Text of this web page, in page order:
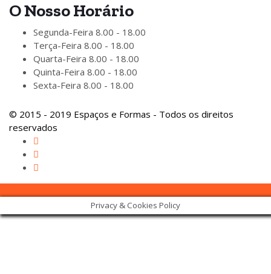
O Nosso Horário
Segunda-Feira 8.00 - 18.00
Terça-Feira 8.00 - 18.00
Quarta-Feira 8.00 - 18.00
Quinta-Feira 8.00 - 18.00
Sexta-Feira 8.00 - 18.00
© 2015 - 2019 Espaços e Formas - Todos os direitos
reservados
Privacy & Cookies Policy